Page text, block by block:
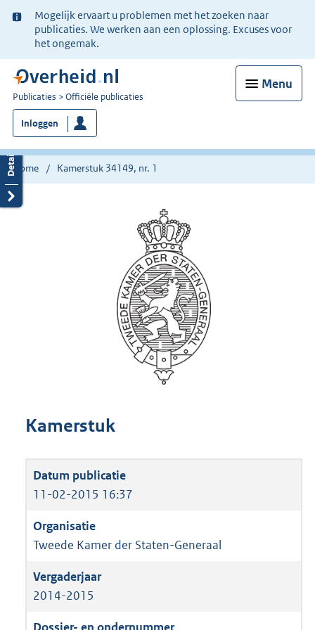
Ter
informatie:
Mogelijk ervaart u problemen met het zoeken naar
publicaties. We werken aan een oplossing. Excuses voor
het ongemak.
Menu
U
bent
nu
hier:
Publicaties Officiële publicaties
Inloggen
Home Kamerstuk 34149, nr. 1
Kamerstuk
11-02-2015 16:37
Tweede Kamer der Staten-Generaal
2014-2015